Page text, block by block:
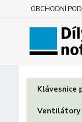
OBCHODNÍ
Klávesnice
Ventilátory